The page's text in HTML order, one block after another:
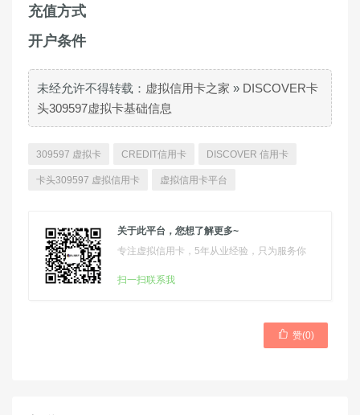
充值方式
开户条件
未经允许不得转载： 虚拟信用卡之家 » DISCOVER卡
头309597虚拟卡基础信息
309597 虚拟卡 CREDIT信用卡 DISCOVER 信用卡
卡头309597 虚拟信用卡 虚拟信用卡平台
关于此平台，您想了解更多~
专注虚拟信用卡，5年从业经验，只为服务你
扫一扫联系我
 赞(0)